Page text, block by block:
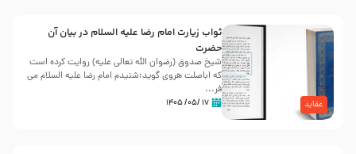
عقاید
ثواب زیارت امام رضا علیه السلام در بیان آن
حضرت
شیخ صدوق (رضوان الله تعالی علیه) روایت کرده است
که اباصلت هروی گوید:شنیدم امام رضا علیه السلام می
فر...
۱۷ /۰۵/ ۱۴۰۵